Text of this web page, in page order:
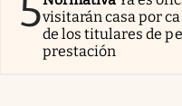
5visitarán casa por
de los titulares de
prestación